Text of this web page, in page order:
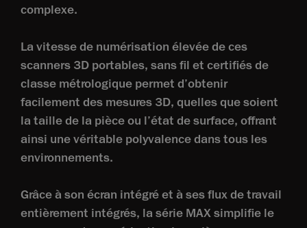
complexe.
La vitesse de numérisation élevée de ces
scanners 3D portables, sans fil et certifiés de
classe métrologique permet d’obtenir
facilement des mesures 3D, quelles que soient
la taille de la pièce ou l’état de surface, offrant
ainsi une véritable polyvalence dans tous les
environnements.
Grâce à son écran intégré et à ses flux de travail
entièrement intégrés, la série MAX simplifie le